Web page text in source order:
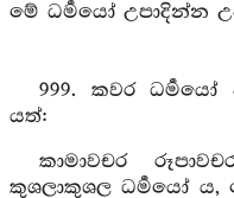
මේ ධර්‍මයෝ උපාදින්න
999. කවර
යත්:
කාමාවචර
කුශලාකුශල ධර්‍මයෝ ය,